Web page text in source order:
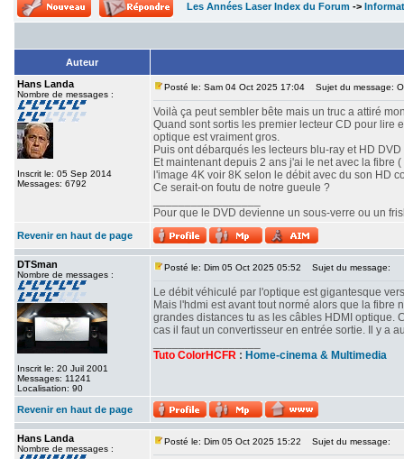
Les Années Laser Index du Forum ->
Auteur
Hans Landa
Nombre de messages :
Inscrit le: 05 Sep 2014
Messages: 6792
Posté le: Sam 04 Oct 2025 17:04 Sujet du message:
Voilà ça peut sembler bête mais un truc a attiré
Quand sont sortis les premier lecteur CD pour lire
optique est vraiment gros.
Puis ont débarqués les lecteurs blu-ray et HD
Et maintenant depuis 2 ans j'ai le net avec la fibre
l'image 4K voir 8K selon le débit avec du son HD
Ce serait-on foutu de notre gueule ?
Pour que le DVD devienne un sous-verre ou un
Revenir en haut de page
DTSman
Nombre de messages :
Inscrit le: 20 Juil 2001
Messages: 11241
Localisation: 90
Posté le: Dim 05 Oct 2025 05:52 Sujet du message:
Le débit véhiculé par l'optique est gigantesque
Mais l'hdmi est avant tout normé alors que la fibre
grandes distances tu as les câbles HDMI optique.
cas il faut un convertisseur en entrée sortie. Il y a
Tuto ColorHCFR : Home-cinema & Multimedia
Revenir en haut de page
Hans Landa
Nombre de messages :
Posté le: Dim 05 Oct 2025 15:22 Sujet du message: